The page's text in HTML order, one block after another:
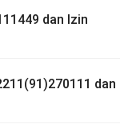
dan Izin
dan